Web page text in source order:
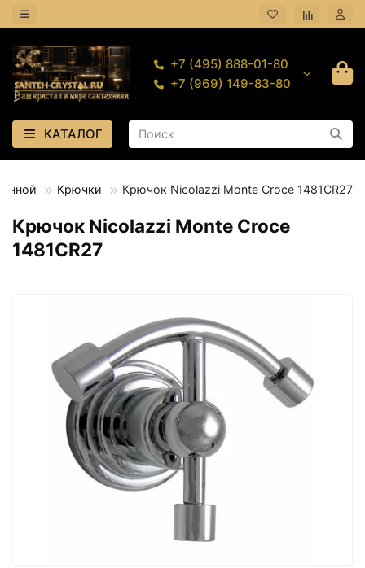
+7 (495) 888-01-80
+7 (969) 149-83-80
КАТАЛОГ
Крючки Крючок Nicolazzi Monte Croce 1481CR27
Крючок Nicolazzi Monte Croce
1481CR27